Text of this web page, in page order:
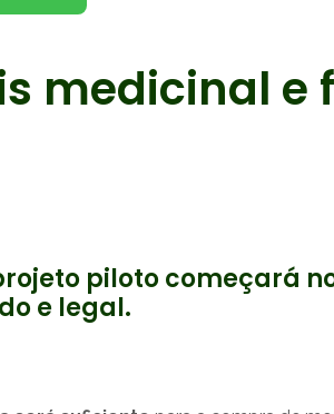
medicinal e
piloto começará
e legal.